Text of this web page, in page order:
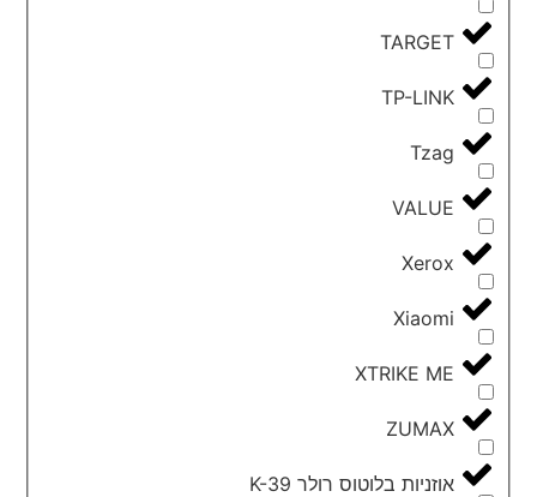
TARGET
TP-LINK
Tzag
VALUE
Xerox
Xiaomi
XTRIKE ME
ZUMAX
אוזניות בלוטוס רולר K-39